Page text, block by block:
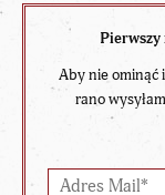
Pierwszy
Aby nie ominąć
rano